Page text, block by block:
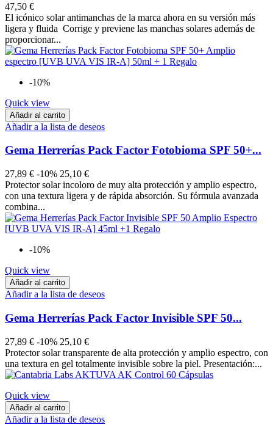
47,50 €
El icónico solar antimanchas de la marca ahora en su versión más
ligera y fluida Corrige y previene las manchas solares además de
proporcionar...
-10%
Quick view
Añadir al carrito
Añadir a la lista de deseos
Gema Herrerías Pack Factor Fotobioma SPF 50+...
27,89 € -10% 25,10 €
Protector solar incoloro de muy alta protección y amplio espectro,
con una textura ligera y de rápida absorción. Su fórmula avanzada
combina...
-10%
Quick view
Añadir al carrito
Añadir a la lista de deseos
Gema Herrerías Pack Factor Invisible SPF 50...
27,89 € -10% 25,10 €
Protector solar transparente de alta protección y amplio espectro, con
una textura en gel totalmente invisible sobre la piel. Presentación:...
Quick view
Añadir al carrito
Añadir a la lista de deseos